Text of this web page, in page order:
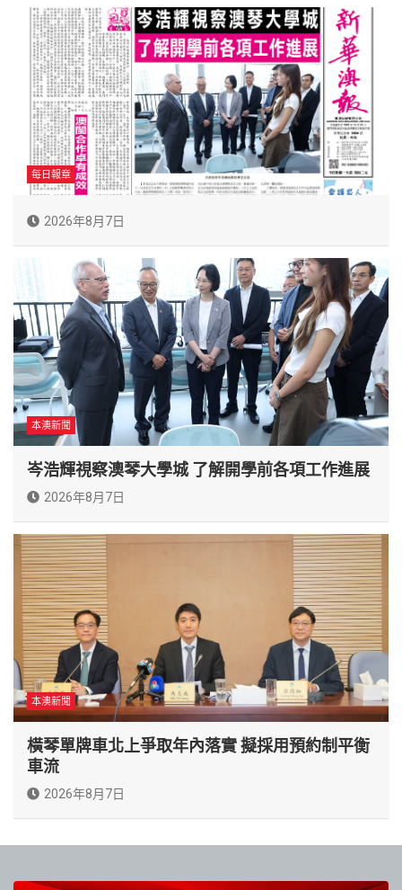
每日報章
2026年8月7日
本澳新聞
岑浩輝視察澳琴大學城 了解開學前各項工作進展
2026年8月7日
本澳新聞
橫琴單牌車北上爭取年內落實 擬採用預約制平衡
車流
2026年8月7日